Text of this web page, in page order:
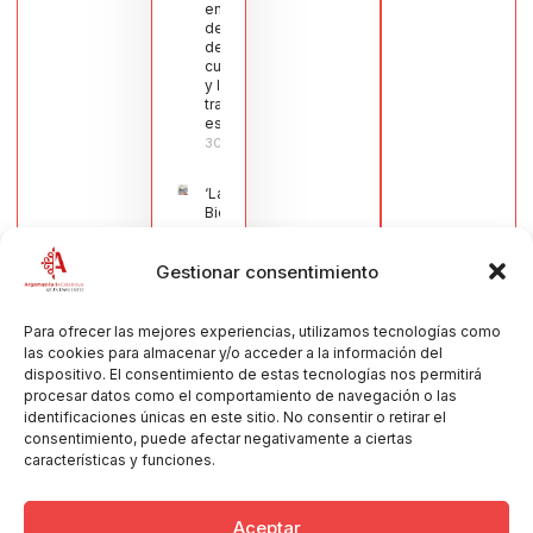
Gestionar consentimiento
Para ofrecer las mejores experiencias, utilizamos tecnologías como
las cookies para almacenar y/o acceder a la información del
dispositivo. El consentimiento de estas tecnologías nos permitirá
procesar datos como el comportamiento de navegación o las
identificaciones únicas en este sitio. No consentir o retirar el
consentimiento, puede afectar negativamente a ciertas
características y funciones.
Aceptar
en defensa
del sector
de la
cuchillería
y la navaja
tradicional
española
30/07/2026
‘La
Bienvenida’,
estampa de
de la Virgen
Muñoz
Muñoz,
anuncia las
Fiestas
Patronales
2026
30/07/2026